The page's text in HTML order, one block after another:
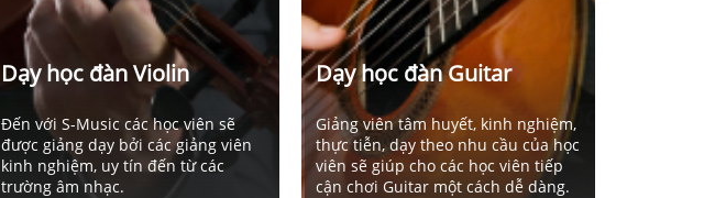
Dạy học đàn Violin
Đến với S-Music các học viên sẽ
được giảng dạy bởi các giảng viên
kinh nghiệm, uy tín đến từ các
trường âm nhạc.
Dạy học đàn Guitar
Giảng viên tâm huyết, kinh nghiệm,
thực tiễn, dạy theo nhu cầu của học
viên sẽ giúp cho các học viên tiếp
cận chơi Guitar một cách dễ dàng.